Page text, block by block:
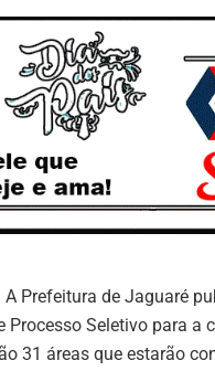
A Prefeitura de Jaguaré
Processo Seletivo para a
31 áreas que estarão